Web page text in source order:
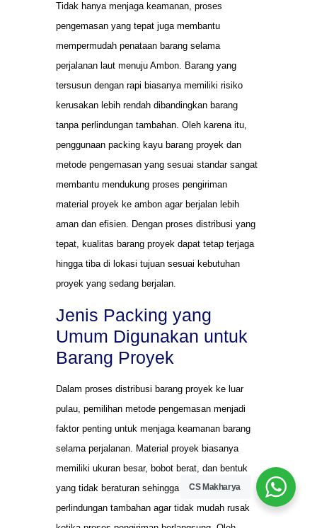
Tidak hanya menjaga keamanan, proses
pengemasan yang tepat juga membantu
mempermudah penataan barang selama
perjalanan laut menuju Ambon. Barang yang
tersusun dengan rapi biasanya memiliki risiko
kerusakan lebih rendah dibandingkan barang
tanpa perlindungan tambahan. Oleh karena itu,
penggunaan packing kayu barang proyek dan
metode pengemasan yang sesuai standar sangat
membantu mendukung proses pengiriman
material proyek ke ambon agar berjalan lebih
aman dan efisien. Dengan proses distribusi yang
tepat, kualitas barang proyek dapat tetap terjaga
hingga tiba di lokasi tujuan sesuai kebutuhan
proyek yang sedang berjalan.
Jenis Packing yang
Umum Digunakan untuk
Barang Proyek
Dalam proses distribusi barang proyek ke luar
pulau, pemilihan metode pengemasan menjadi
faktor penting untuk menjaga keamanan barang
selama perjalanan. Material proyek biasanya
memiliki ukuran besar, bobot berat, dan bentuk
yang tidak beraturan sehingga membutuhkan
perlindungan tambahan agar tidak mudah rusak
CS Makharya